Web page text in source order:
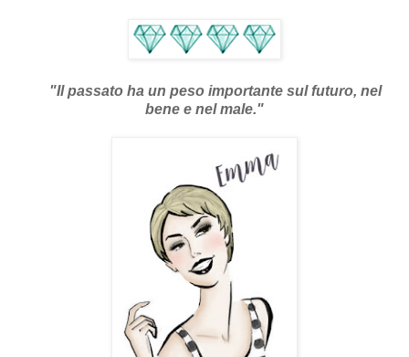
"Il passato ha un peso importante sul futuro, nel
bene e nel male."